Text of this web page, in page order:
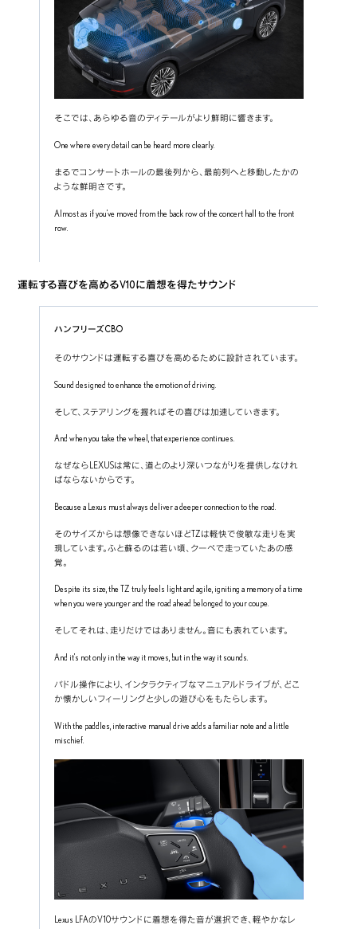
そこでは、あらゆる音のディテールがより鮮明に響きます。
One where every detail can be heard more clearly.
まるでコンサートホールの最後列から、最前列へと移動したかの
ような鮮明さです。
Almost as if you’ve moved from the back row of the concert hall to the front
row.
運転する喜びを高めるV10に着想を得たサウンド
ハンフリーズCBO
そのサウンドは運転する喜びを高めるために設計されています。
Sound designed to enhance the emotion of driving.
そして、ステアリングを握ればその喜びは加速していきます。
And when you take the wheel, that experience continues.
なぜならLEXUSは常に、道とのより深いつながりを提供しなけれ
ばならないからです。
Because a Lexus must always deliver a deeper connection to the road.
そのサイズからは想像できないほどTZは軽快で俊敏な走りを実
現しています。ふと蘇るのは若い頃、クーペで走っていたあの感
覚。
Despite its size, the TZ truly feels light and agile, igniting a memory of a time
when you were younger and the road ahead belonged to your coupe.
そしてそれは、走りだけではありません。音にも表れています。
And it’s not only in the way it moves, but in the way it sounds.
パドル操作により、インタラクティブなマニュアルドライブが、どこ
か懐かしいフィーリングと少しの遊び心をもたらします。
With the paddles, interactive manual drive adds a familiar note and a little
mischief.
Lexus LFAのV10サウンドに着想を得た音が選択でき、軽やかなレ